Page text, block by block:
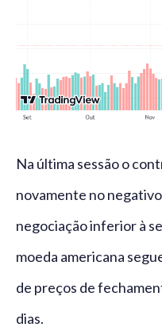
Na última sessão o
novamente no
negociação inferior à
moeda americana
de preços de
dias.